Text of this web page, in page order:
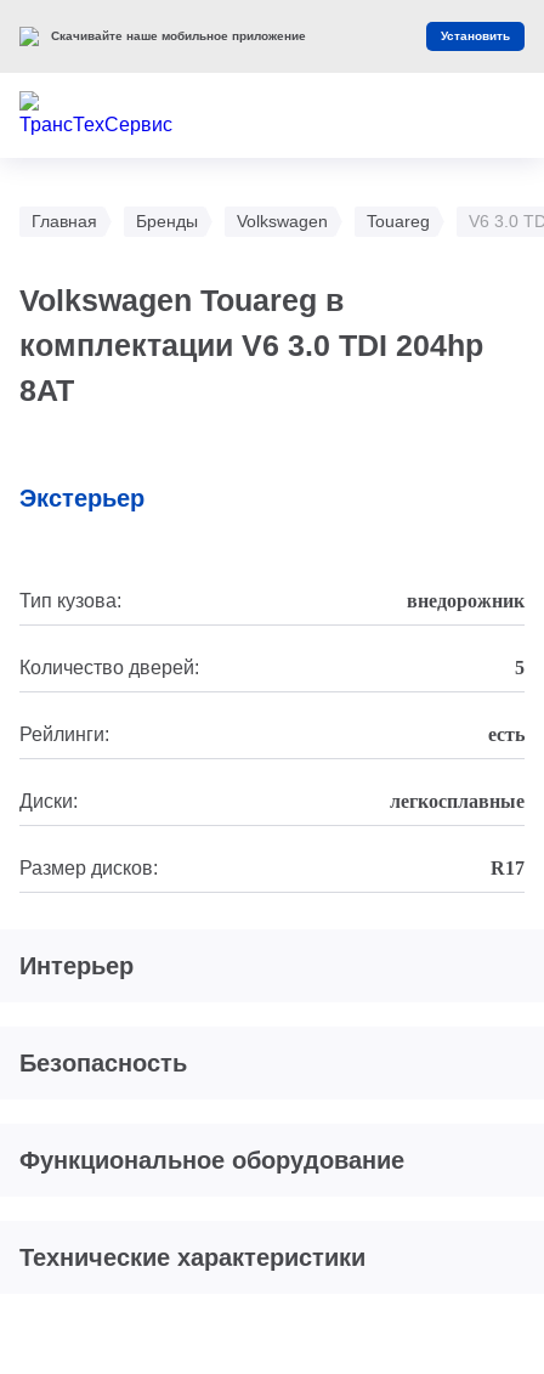
Главная Бренды Volkswagen Touareg V6 3.0
Volkswagen Touareg в
комплектации V6 3.0 TDI 204hp
8AT
Экстерьер
Тип кузова: внедорожник
Количество дверей: 5
Рейлинги: есть
Диски: легкосплавные
Размер дисков: R17
Интерьер
Безопасность
Функциональное оборудование
Технические характеристики
Скачивайте наше мобильное приложение Установить